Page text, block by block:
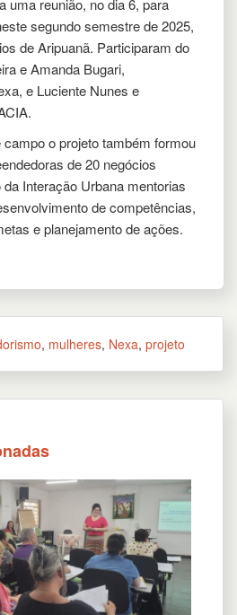
uma reunião, no dia 6, para
segundo semestre de 2025,
de Aripuanã. Participaram do
e Amanda Bugari,
e Luciente Nunes e
campo o projeto também formou
de 20 negócios
Interação Urbana mentorias
de competências,
e planejamento de ações.
, mulheres, Nexa, projeto